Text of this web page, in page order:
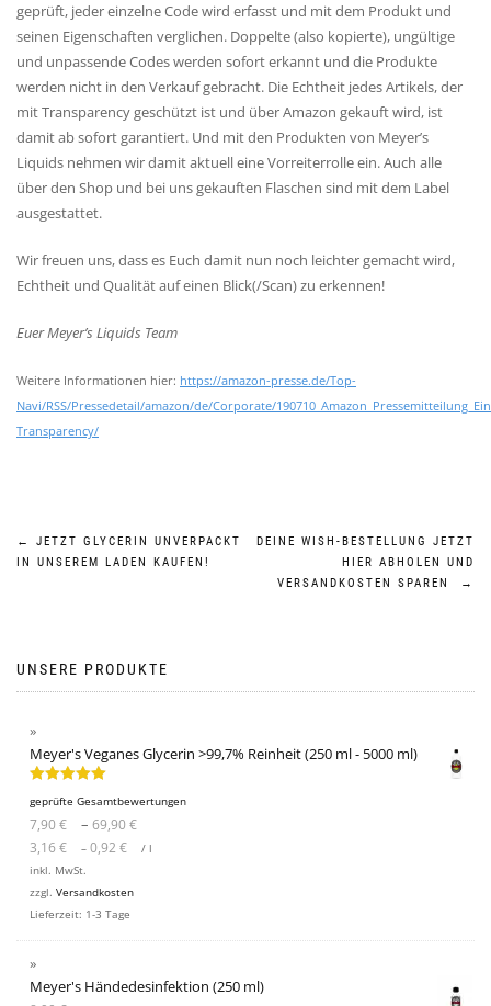
geprüft, jeder einzelne Code wird erfasst und mit dem Produkt und
seinen Eigenschaften verglichen. Doppelte (also kopierte), ungültige
und unpassende Codes werden sofort erkannt und die Produkte
werden nicht in den Verkauf gebracht. Die Echtheit jedes Artikels, der
mit Transparency geschützt ist und über Amazon gekauft wird, ist
damit ab sofort garantiert. Und mit den Produkten von Meyer’s
Liquids nehmen wir damit aktuell eine Vorreiterrolle ein. Auch alle
über den Shop und bei uns gekauften Flaschen sind mit dem Label
ausgestattet.
Wir freuen uns, dass es Euch damit nun noch leichter gemacht wird,
Echtheit und Qualität auf einen Blick(/Scan) zu erkennen!
Euer Meyer’s Liquids Team
Weitere Informationen hier: https://amazon-presse.de/Top-
Navi/RSS/Pressedetail/amazon/de/Corporate/
Transparency/
Beitragsnavigation
←
JETZT GLYCERIN UNVERPACKT
IN UNSEREM LADEN KAUFEN!
DEINE WISH-BESTELLUNG JETZT
HIER ABHOLEN UND
VERSANDKOSTEN SPAREN
→
UNSERE PRODUKTE
Meyer's Veganes Glycerin >99,7% Reinheit (250 ml - 5000 ml)
5.00von 5
geprüfte Gesamtbewertungen
7,90€ – 69,90€
3,16€ – 0,92 € / l
inkl. MwSt.
zzgl. Versandkosten
Lieferzeit: 1-3 Tage
Meyer's Händedesinfektion (250 ml)